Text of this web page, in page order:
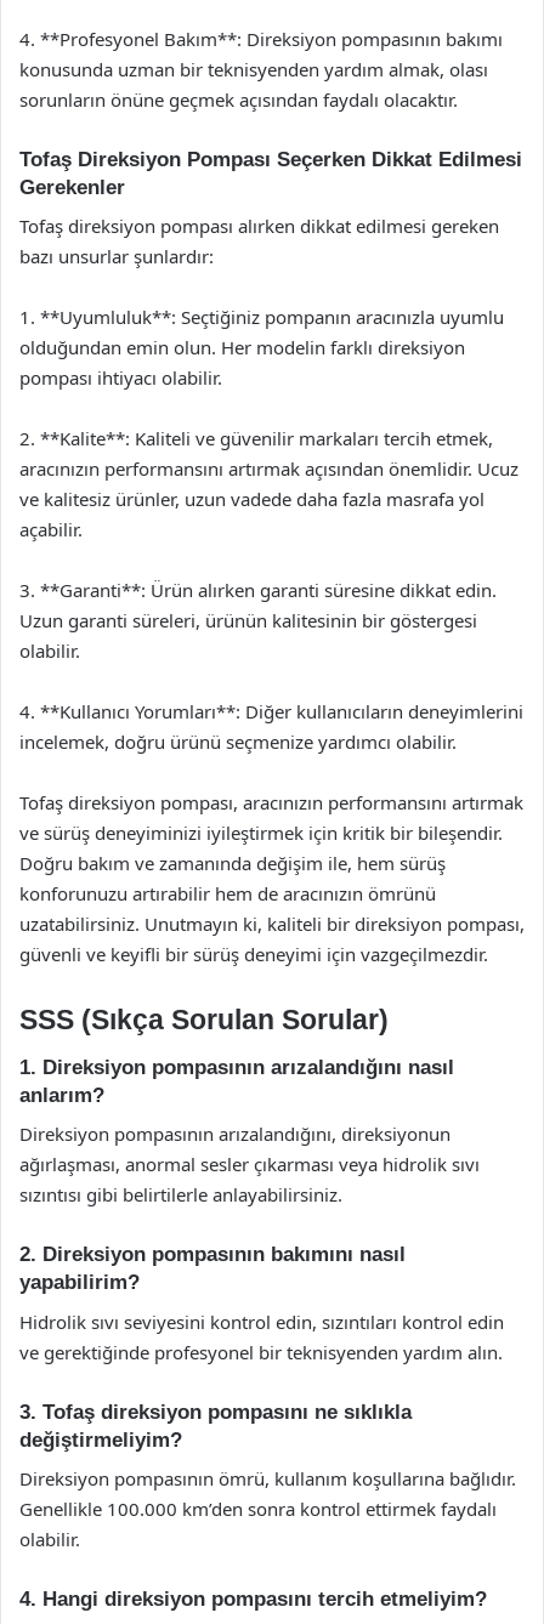
4. **Profesyonel Bakım**: Direksiyon pompasının bakımı
konusunda uzman bir teknisyenden yardım almak, olası
sorunların önüne geçmek açısından faydalı olacaktır.
Tofaş Direksiyon Pompası Seçerken Dikkat Edilmesi
Gerekenler
Tofaş direksiyon pompası alırken dikkat edilmesi gereken
bazı unsurlar şunlardır:
1. **Uyumluluk**: Seçtiğiniz pompanın aracınızla uyumlu
olduğundan emin olun. Her modelin farklı direksiyon
pompası ihtiyacı olabilir.
2. **Kalite**: Kaliteli ve güvenilir markaları tercih etmek,
aracınızın performansını artırmak açısından önemlidir. Ucuz
ve kalitesiz ürünler, uzun vadede daha fazla masrafa yol
açabilir.
3. **Garanti**: Ürün alırken garanti süresine dikkat edin.
Uzun garanti süreleri, ürünün kalitesinin bir göstergesi
olabilir.
4. **Kullanıcı Yorumları**: Diğer kullanıcıların deneyimlerini
incelemek, doğru ürünü seçmenize yardımcı olabilir.
Tofaş direksiyon pompası, aracınızın performansını artırmak
ve sürüş deneyiminizi iyileştirmek için kritik bir bileşendir.
Doğru bakım ve zamanında değişim ile, hem sürüş
konforunuzu artırabilir hem de aracınızın ömrünü
uzatabilirsiniz. Unutmayın ki, kaliteli bir direksiyon pompası,
güvenli ve keyifli bir sürüş deneyimi için vazgeçilmezdir.
SSS (Sıkça Sorulan Sorular)
1. Direksiyon pompasının arızalandığını nasıl
anlarım?
Direksiyon pompasının arızalandığını, direksiyonun
ağırlaşması, anormal sesler çıkarması veya hidrolik sıvı
sızıntısı gibi belirtilerle anlayabilirsiniz.
2. Direksiyon pompasının bakımını nasıl
yapabilirim?
Hidrolik sıvı seviyesini kontrol edin, sızıntıları kontrol edin
ve gerektiğinde profesyonel bir teknisyenden yardım alın.
3. Tofaş direksiyon pompasını ne sıklıkla
değiştirmeliyim?
Direksiyon pompasının ömrü, kullanım koşullarına bağlıdır.
Genellikle 100.000 km’den sonra kontrol ettirmek faydalı
olabilir.
4. Hangi direksiyon pompasını tercih etmeliyim?